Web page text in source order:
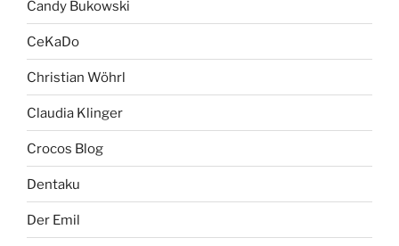
Candy Bukowski
CeKaDo
Christian Wöhrl
Claudia Klinger
Crocos Blog
Dentaku
Der Emil